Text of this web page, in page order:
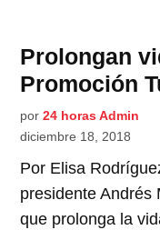
Prolongan
Promoción
por 24 horas Admin
diciembre 18, 2018
Por Elisa
presidente Andrés
que prolonga la